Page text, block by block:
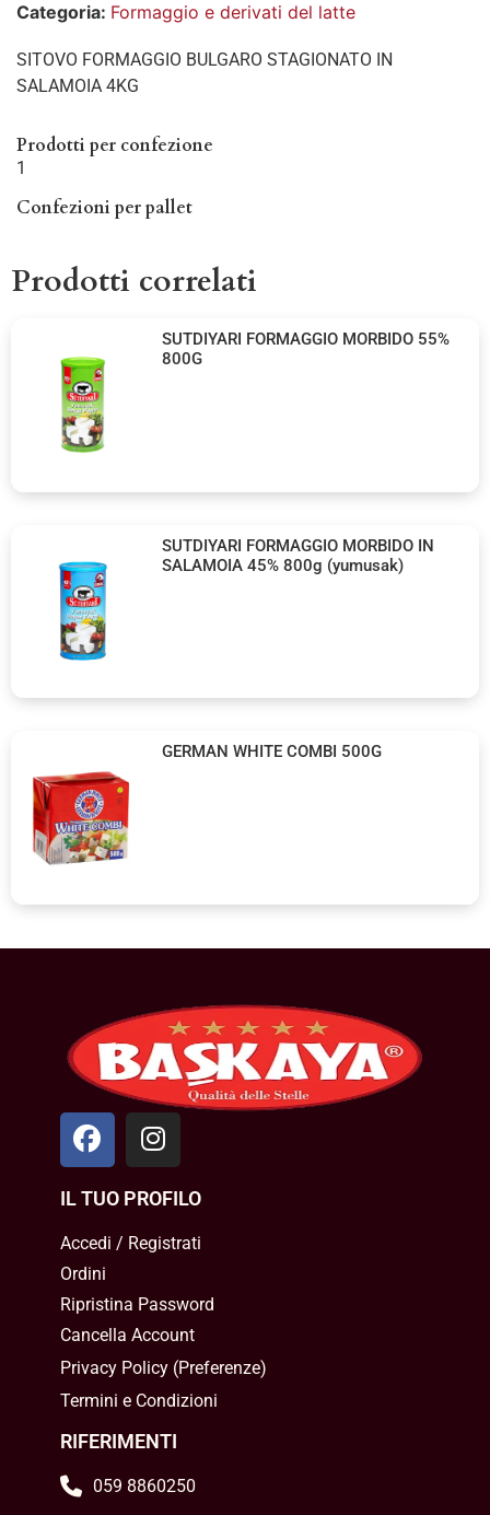
Categoria: Formaggio e derivati del latte
SITOVO FORMAGGIO BULGARO STAGIONATO IN
SALAMOIA 4KG
Prodotti per confezione
1
Confezioni per pallet
Prodotti correlati
SUTDIYARI FORMAGGIO MORBIDO 55%
800G
SUTDIYARI FORMAGGIO MORBIDO IN
SALAMOIA 45% 800g (yumusak)
GERMAN WHITE COMBI 500G
IL TUO PROFILO
Accedi / Registrati
Ordini
Ripristina Password
Cancella Account
Privacy Policy(Preferenze)
Termini e Condizioni
RIFERIMENTI
059 8860250